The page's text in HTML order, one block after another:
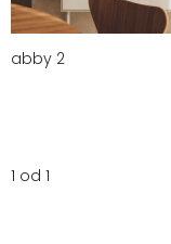
abby 2
1 od 1